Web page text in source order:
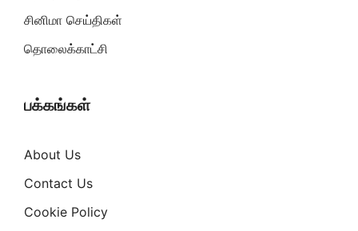
சினிமா செய்திகள்
தொலைக்காட்சி
பக்கங்கள்
About Us
Contact Us
Cookie Policy